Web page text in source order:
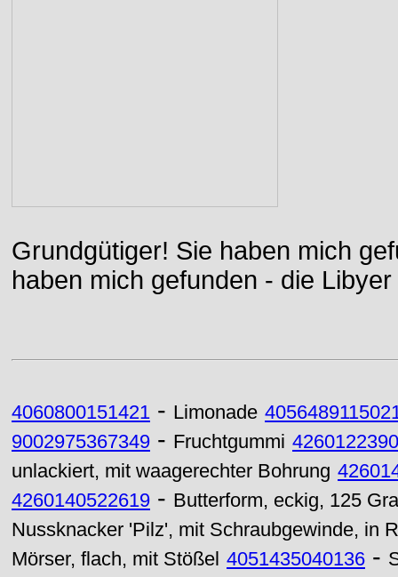
Grundgütiger! Sie haben mich
haben mich gefunden - die
4060800151421 - Limonade
9002975367349 - Fruchtgummi
unlackiert, mit waagerechter Bohrung
4260140522619 - Butterform, eckig, 125
Nussknacker 'Pilz', mit Schraubgewinde, in
Mörser, flach, mit Stößel 4051435040136 -